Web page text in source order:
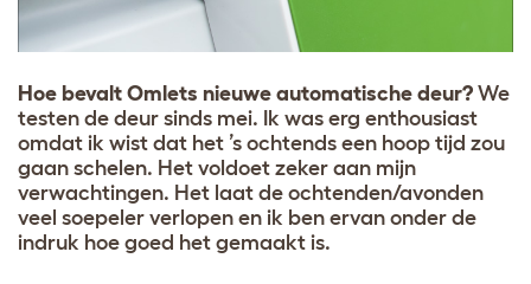
Hoe bevalt Omlets nieuwe automatische deur? We
testen de deur sinds mei. Ik was erg enthousiast
omdat ik wist dat het ’s ochtends een hoop tijd zou
gaan schelen. Het voldoet zeker aan mijn
verwachtingen. Het laat de ochtenden/avonden
veel soepeler verlopen en ik ben ervan onder de
indruk hoe goed het gemaakt is.